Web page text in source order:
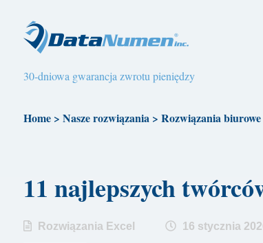
30-dniowa gwarancja zwrotu pieniędzy
Home> Nasze rozwiązania> Rozwiązania biurowe
11 najlepszych
Rozwiązania Excel 16 stycznia